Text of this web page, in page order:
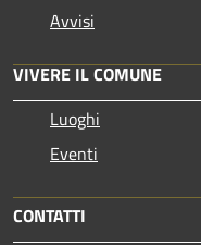
Avvisi
VIVERE IL COMUNE
Luoghi
Eventi
CONTATTI